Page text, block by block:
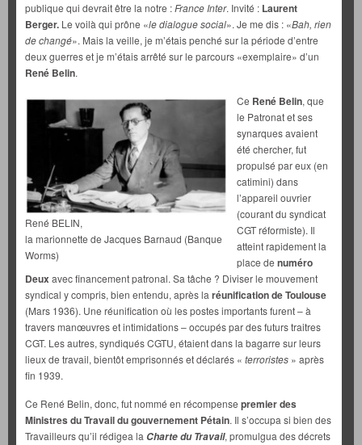
publique qui devrait être la notre :France Inter. Invité : Laurent
Berger. Le voilà qui prône «le dialogue social». Je me dis : «Bah, rien
de changé». Mais la veille, je m’étais penché sur la période d’entre
deux guerres et je m’étais arrêté sur le parcours «exemplaire» d’un
René Belin.
René BELIN,
la marionnette de Jacques Barnaud (Banque
Worms)
Ce René Belin, que
le Patronat et ses
synarques avaient
été chercher, fut
propulsé par eux (en
catimini) dans
l’appareil ouvrier
(courant du syndicat
CGT réformiste). Il
atteint rapidement la
place de numéro
Deuxavec financement patronal. Sa tâche ? Diviser le mouvement
syndical y compris, bien entendu, après la réunification de Toulouse
(Mars 1936). Une réunification où les postes importants furent – à
travers manœuvres et intimidations – occupés par des futurs traitres
CGT. Les autres, syndiqués CGTU, étaient dans la bagarre sur leurs
lieux de travail, bientôt emprisonnés et déclarés « terroristes » après
fin 1939.
Ce René Belin, donc, fut nommé en récompense premier des
Ministres du Travail du gouvernement Pétain. Il s’occupa si bien des
Travailleurs qu’il rédigea la Charte du Travail, promulgua des décrets